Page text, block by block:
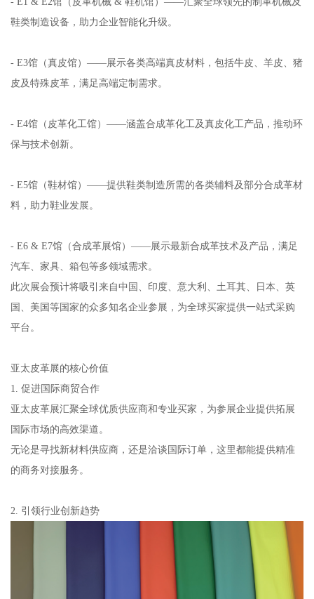
鞋类制造设备，助力企业智能化升级。
- E3馆（真皮馆）——展示各类高端真皮材料，包括牛皮、羊皮、猪
皮及特殊皮革，满足高端定制需求。
- E4馆（皮革化工馆）——涵盖合成革化工及真皮化工产品，推动环
保与技术创新。
- E5馆（鞋材馆）——提供鞋类制造所需的各类辅料及部分合成革材
料，助力鞋业发展。
- E6 & E7馆（合成革展馆）——展示最新合成革技术及产品，满足
汽车、家具、箱包等多领域需求。
此次展会预计将吸引来自中国、印度、意大利、土耳其、日本、英
国、美国等国家的众多知名企业参展，为全球买家提供一站式采购
平台。
亚太皮革展的核心价值
1. 促进国际商贸合作
亚太皮革展汇聚全球优质供应商和专业买家，为参展企业提供拓展
国际市场的高效渠道。
无论是寻找新材料供应商，还是洽谈国际订单，这里都能提供精准
的商务对接服务。
2. 引领行业创新趋势